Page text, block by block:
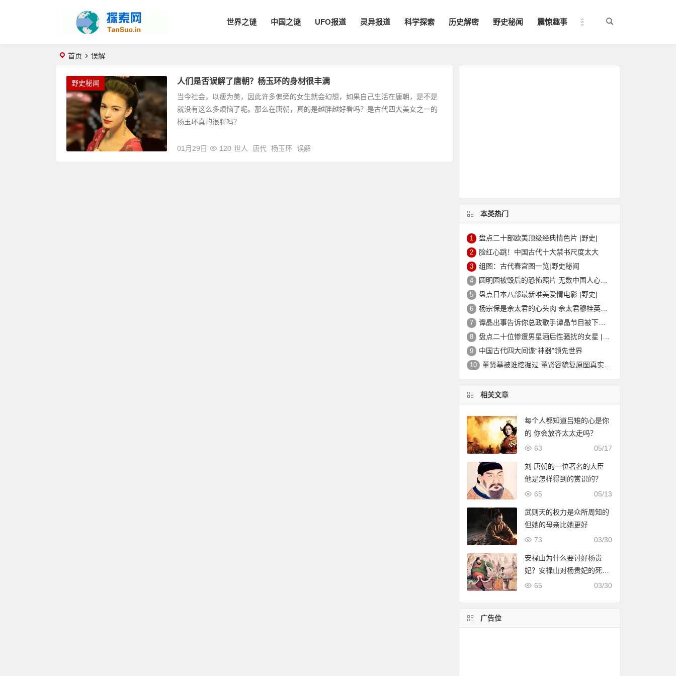
世界之谜 中国之谜 UFO报道 灵异报道 科学探索 历史解密 野史秘闻 震惊趣事
首页 误解
野史秘闻 人们是否误解了唐朝？杨玉环的身材很丰满
当今社会，以瘦为美，因此许多偏旁的女生就会幻想，如果自己生活在唐朝，是不是
就没有这么多烦恼了呢。那么在唐朝，真的是越胖越好看吗？是古代四大美女之一的
杨玉环真的很胖吗？
01月29日 120 世人 唐代 杨玉环 误解
本类热门
1 盘点二十部欧美顶级经典情色片 |野史|
2 脸红心跳！中国古代十大禁书尺度太大
3 组图：古代春宫图一览|野史秘闻
4 圆明园被毁后的恐怖照片 无数中国人心中的痛
5 盘点日本八部最新唯美爱情电影 |野史|
6 杨宗保是佘太君的心头肉 佘太君穆桂英的故事|野史秘闻
7 谭晶出事告诉你总政歌手谭晶节目被下架的真相
8 盘点二十位惨遭男星酒后性骚扰的女星 |野史|
9 中国古代四大间谍“神器”领先世界
10 董贤墓被谁挖掘过 董贤容貌复原图真实外貌|野史秘闻
相关文章
每个人都知道吕雉的心是你
的 你会放齐太太走吗？
05/17
63
刘 唐朝的一位著名的大臣
他是怎样得到的赏识的？
05/13
65
武则天的权力是众所周知的
但她的母亲比她更好
03/30
73
安禄山为什么要讨好杨贵
妃？安禄山对杨贵妃的死有
什么反应？
03/30
65
广告位